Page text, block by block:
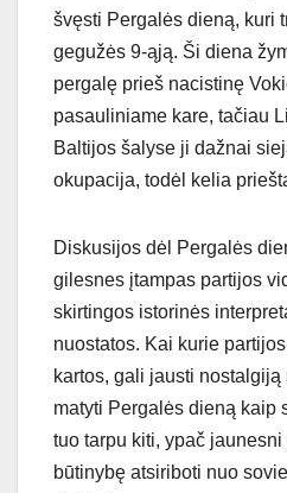
švęsti Pergalės dieną, kuri
gegužės 9-ąją. Ši diena
pergalę prieš nacistinę
pasauliniame kare, tačiau
Baltijos šalyse ji dažnai
okupacija, todėl kelia
Diskusijos dėl Pergalės
gilesnes įtampas partijos
skirtingos istorinės
nuostatos. Kai kurie
kartos, gali jausti
matyti Pergalės dieną kaip
tuo tarpu kiti, ypač
būtinybę atsiriboti nuo